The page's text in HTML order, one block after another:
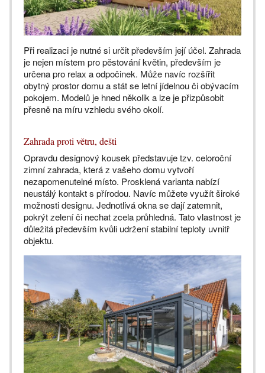
Při realizaci je nutné si určit především její účel. Zahrada
je nejen místem pro pěstování květin, především je
určena pro relax a odpočinek. Může navíc rozšířit
obytný prostor domu a stát se letní jídelnou či obývacím
pokojem. Modelů je hned několik a lze je přizpůsobit
přesně na míru vzhledu svého okolí.
Zahrada proti větru, dešti
Opravdu designový kousek představuje tzv. celoroční
zimní zahrada, která z vašeho domu vytvoří
nezapomenutelné místo. Prosklená varianta nabízí
neustálý kontakt s přírodou. Navíc můžete využít široké
možnosti designu. Jednotlivá okna se dají zatemnit,
pokrýt zelení či nechat zcela průhledná. Tato vlastnost je
důležitá především kvůli udržení stabilní teploty uvnitř
objektu.